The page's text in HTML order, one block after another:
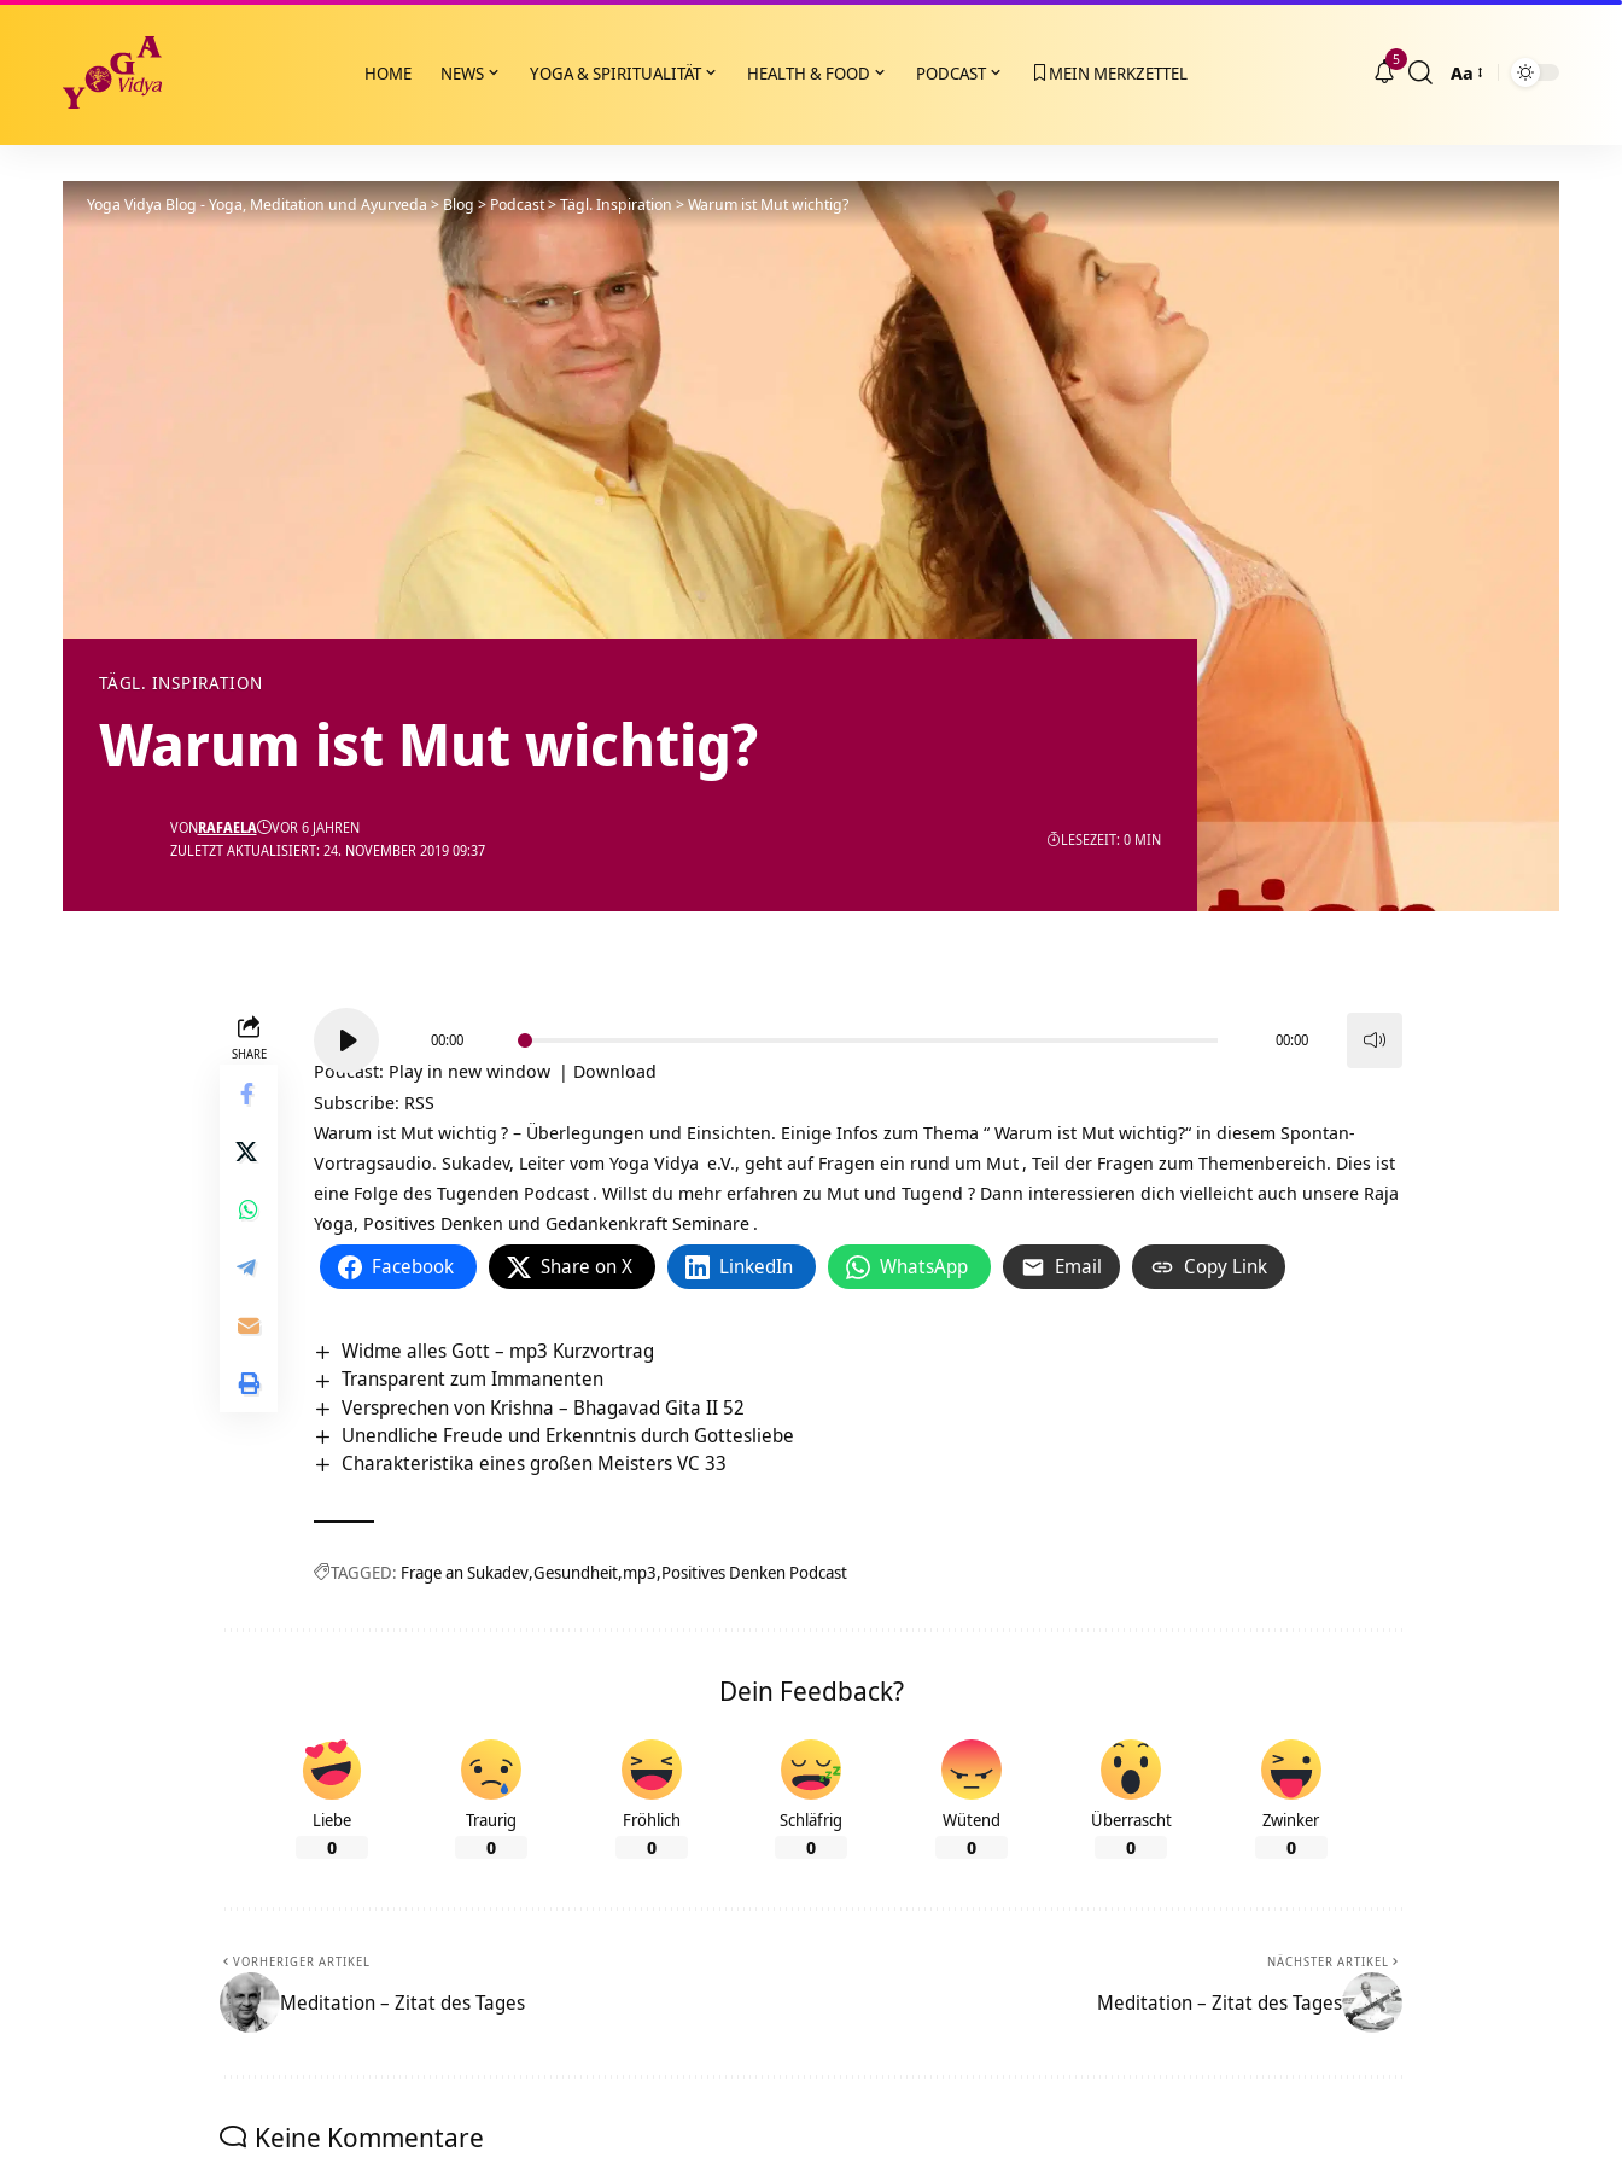
HOME NEWS YOGA & SPIRITUALITÄT HEALTH & FOOD PODCAST MEIN MERKZETTEL
5
Größenänderung
Aa
Yoga Vidya Blog - Yoga, Meditation und Ayurveda>Blog >Podcast>Tägl. Inspiration>Warum ist Mut wichtig?
TÄGL. INSPIRATION
Warum ist Mut wichtig?
ZULETZT AKTUALISIERT: 24. NOVEMBER 2019 09:37
VONRAFAELA VOR 6 JAHREN
LESEZEIT: 0 MIN
SHARE
Player
00:00 00:00
Podcast: Play in new window | Download
Subscribe: RSS
Warum ist Mut wichtig ? – Überlegungen und Einsichten. Einige Infos zum Thema “ Warum ist Mut wichtig?“ in diesem Spontan-
Vortragsaudio. Sukadev, Leiter vom Yoga Vidya e.V., geht auf Fragen ein rund um Mut , Teil der Fragen zum Themenbereich. Dies ist
eine Folge des Tugenden Podcast . Willst du mehr erfahren zu Mut und Tugend ? Dann interessieren dich vielleicht auch unsere Raja
Yoga, Positives Denken und Gedankenkraft Seminare .
Facebook Share on X LinkedIn WhatsApp Email Copy Link
Widme alles Gott – mp3 Kurzvortrag
Transparent zum Immanenten
Versprechen von Krishna – Bhagavad Gita II 52
Unendliche Freude und Erkenntnis durch Gottesliebe
Charakteristika eines großen Meisters VC 33
TAGGED: Frage an Sukadev Gesundheit mp3 Positives Denken Podcast
Dein Feedback?
Liebe
0
Traurig
0
Fröhlich
0
Schläfrig
0
Wütend
0
Überrascht
0
Zwinker
0
VORHERIGER ARTIKEL
Meditation – Zitat des Tages
NÄCHSTER ARTIKEL
Meditation – Zitat des Tages
Keine Kommentare